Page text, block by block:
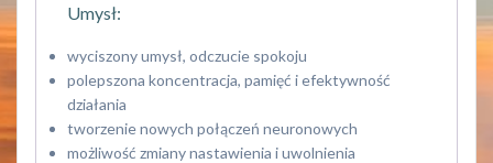
Umysł:
wyciszony umysł, odczucie spokoju
polepszona koncentracja, pamięć i efektywność
działania
tworzenie nowych połączeń neuronowych
możliwość zmiany nastawienia i uwolnienia